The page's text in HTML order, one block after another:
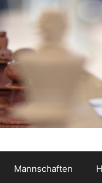
Mannschaften